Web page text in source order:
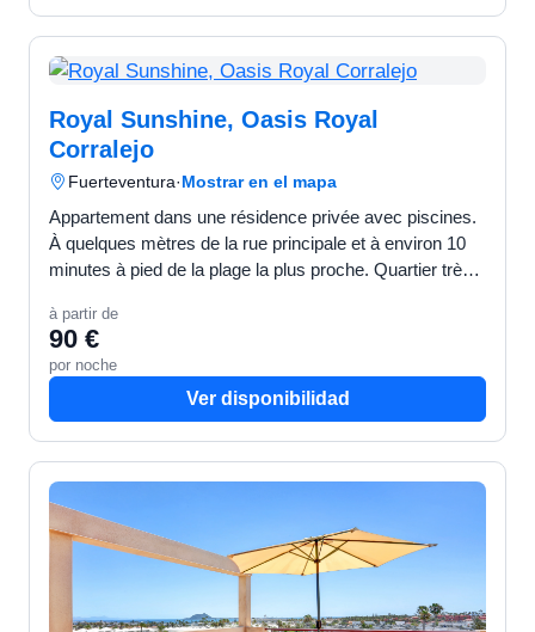
Royal Sunshine, Oasis Royal
Corralejo
Fuerteventura·Mostrar en el mapa
Appartement dans une résidence privée avec piscines.
À quelques mètres de la rue principale et à environ 10
minutes à pied de la plage la plus proche. Quartier très
à partir de
90 €
por noche
Ver disponibilidad